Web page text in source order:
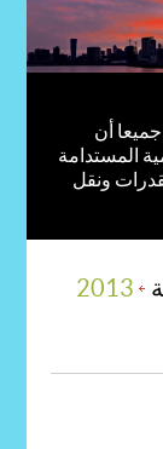
أن
المستدامة
ونقل
2013